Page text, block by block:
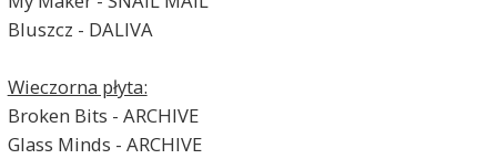
Bluszcz - DALIVA
Wieczorna płyta:
Broken Bits - ARCHIVE
Glass Minds - ARCHIVE